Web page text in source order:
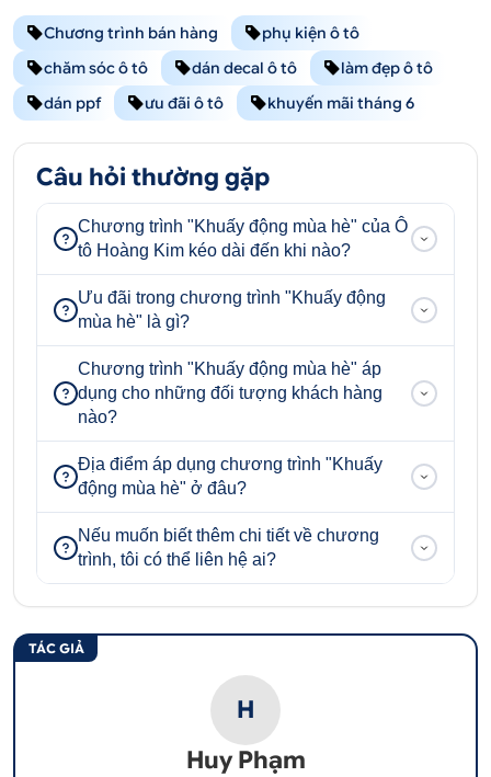
Chương trình bán hàng
phụ kiện ô tô
chăm sóc ô tô
dán decal ô tô
làm đẹp ô tô
dán ppf
ưu đãi ô tô khuyến mãi tháng 6
Câu hỏi thường gặp
Chương trình "Khuấy động mùa hè" của Ô
tô Hoàng Kim kéo dài đến khi nào?
Ưu đãi trong chương trình "Khuấy động
mùa hè" là gì?
Chương trình "Khuấy động mùa hè" áp
dụng cho những đối tượng khách hàng
nào?
Địa điểm áp dụng chương trình "Khuấy
động mùa hè" ở đâu?
Nếu muốn biết thêm chi tiết về chương
trình, tôi có thể liên hệ ai?
TÁC GIẢ
H
Huy Phạm